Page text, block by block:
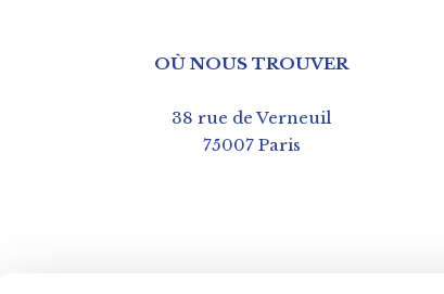
OÙ NOUS TROUVER
38 rue de Verneuil
75007 Paris